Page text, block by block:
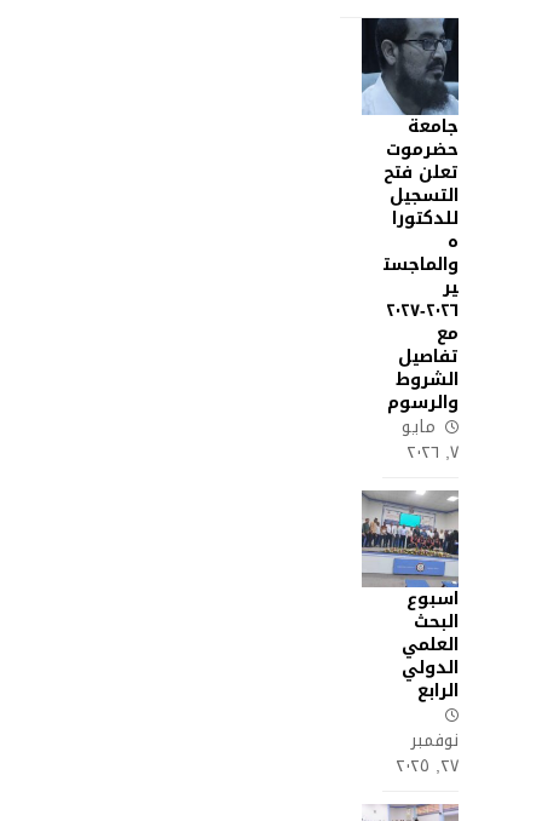
جامعة
حضرموت
تعلن فتح
التسجيل
للدكتورا
ه
والماجست
ير
٢٠٢٦-٢٠٢٧
مع
تفاصيل
الشروط
والرسوم
مايو
٧, ٢٠٢٦
اسبوع
البحث
العلمي
الدولي
الرابع
نوفمبر
٢٧, ٢٠٢٥